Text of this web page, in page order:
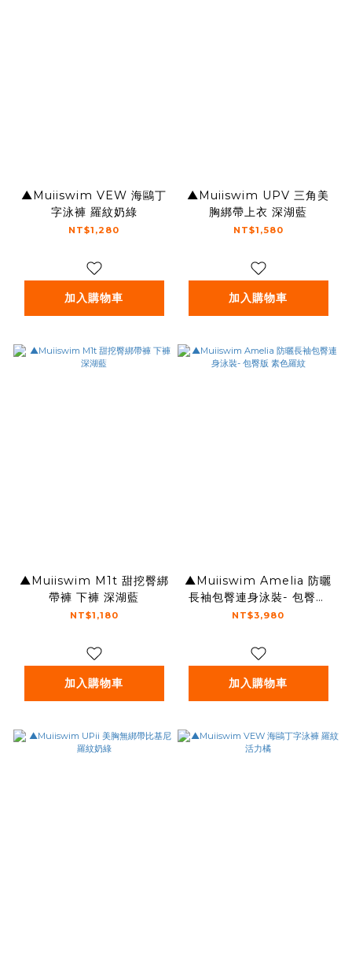
▲Muiiswim VEW 海鷗丁
字泳褲 羅紋奶綠
NT$1,280
加入購物車
▲Muiiswim UPV 三角美
胸綁帶上衣 深湖藍
NT$1,580
加入購物車
▲Muiiswim M1t 甜挖臀綁
帶褲 下褲 深湖藍
NT$1,180
加入購物車
▲Muiiswim Amelia 防曬
長袖包臀連身泳裝- 包臀版
素色羅紋
NT$3,980
加入購物車